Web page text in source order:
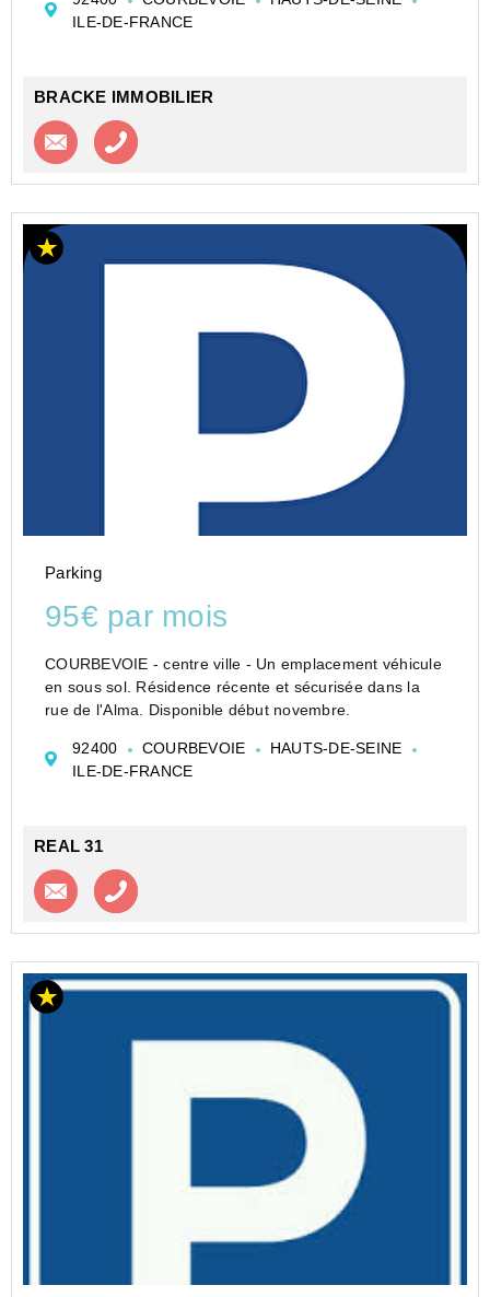
ILE-DE-FRANCE
BRACKE IMMOBILIER
Contacter l'agence
Parking
95€ par mois
COURBEVOIE - centre ville - Un emplacement véhicule
en sous sol. Résidence récente et sécurisée dans la
rue de l'Alma. Disponible début novembre.
92400 COURBEVOIE
HAUTS-DE-SEINE
ILE-DE-FRANCE
REAL 31
Contacter l'agence